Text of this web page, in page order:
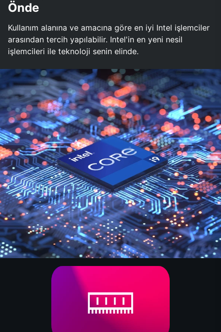
Önde
Kullanım alanına ve amacına göre en iyi Intel işlemciler
arasından tercih yapılabilir. Intel'in en yeni nesil
işlemcileri ile teknoloji senin elinde.